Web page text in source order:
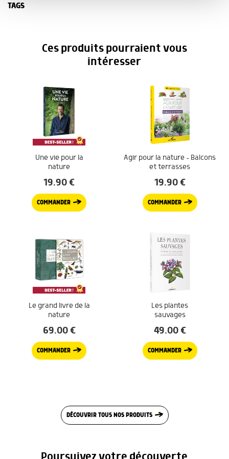
ou qu'ils ont collectées lors de votre utilisation de leurs
TAGS
Ces produits pourraient vous
intéresser
Une vie pour la
nature
19.90€
COMMANDER
Agir pour la nature – Balcons
et terrasses
19.90€
COMMANDER
Le grand livre de la
nature
69.00€
COMMANDER
Les plantes
sauvages
49.00€
COMMANDER
DÉCOUVRIR TOUS NOS PRODUITS